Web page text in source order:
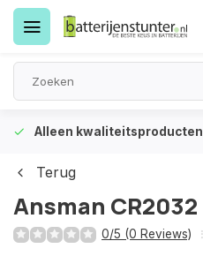
Alleen kwaliteitsproducten
Terug
Ansman CR2032
0/5 (0 Reviews)